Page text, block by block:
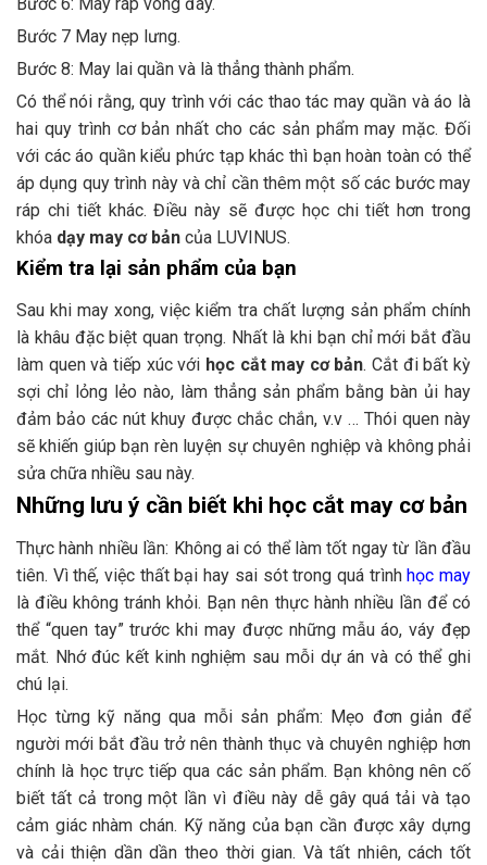
Bước 6: May ráp vòng đáy.
Bước 7 May nẹp lưng.
Bước 8: May lai quần và là thẳng thành phẩm.
Có thể nói rằng, quy trình với các thao tác may quần và áo là
hai quy trình cơ bản nhất cho các sản phẩm may mặc. Đối
với các áo quần kiểu phức tạp khác thì bạn hoàn toàn có thể
áp dụng quy trình này và chỉ cần thêm một số các bước may
ráp chi tiết khác. Điều này sẽ được học chi tiết hơn trong
khóa dạy may cơ bản của LUVINUS.
Kiểm tra lại sản phẩm của bạn
Sau khi may xong, việc kiểm tra chất lượng sản phẩm chính
là khâu đặc biệt quan trọng. Nhất là khi bạn chỉ mới bắt đầu
làm quen và tiếp xúc với học cắt may cơ bản. Cắt đi bất kỳ
sợi chỉ lỏng lẻo nào, làm thẳng sản phẩm bằng bàn ủi hay
đảm bảo các nút khuy được chắc chắn, v.v … Thói quen này
sẽ khiến giúp bạn rèn luyện sự chuyên nghiệp và không phải
sửa chữa nhiều sau này.
Những lưu ý cần biết khi học cắt may cơ bản
Thực hành nhiều lần: Không ai có thể làm tốt ngay từ lần đầu
tiên. Vì thế, việc thất bại hay sai sót trong quá trình học may
là điều không tránh khỏi. Bạn nên thực hành nhiều lần để có
thể “quen tay” trước khi may được những mẫu áo, váy đẹp
mắt. Nhớ đúc kết kinh nghiệm sau mỗi dự án và có thể ghi
chú lại.
Học từng kỹ năng qua mỗi sản phẩm: Mẹo đơn giản để
người mới bắt đầu trở nên thành thục và chuyên nghiệp hơn
chính là học trực tiếp qua các sản phẩm. Bạn không nên cố
biết tất cả trong một lần vì điều này dễ gây quá tải và tạo
cảm giác nhàm chán. Kỹ năng của bạn cần được xây dựng
và cải thiện dần dần theo thời gian. Và tất nhiên, cách tốt